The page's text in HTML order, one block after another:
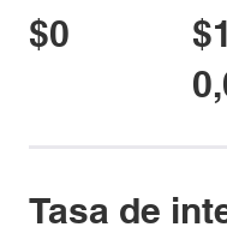
$0
Tasa de